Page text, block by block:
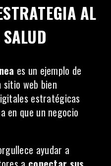
AL
es un ejemplo de
sitio web bien
estratégicas
en que un negocio
ayudar a